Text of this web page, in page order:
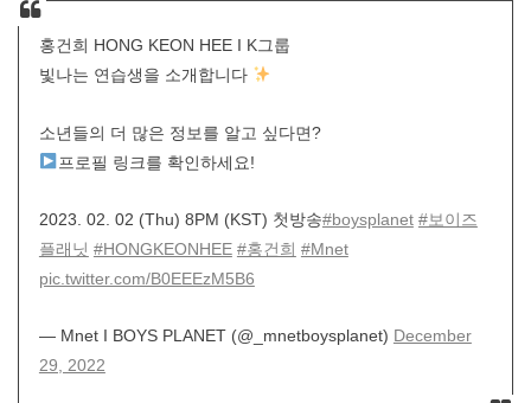
홍건희 HONG KEON HEE I K그룹
빛나는 연습생을 소개합니다
소년들의 더 많은 정보를 알고 싶다면?
프로필 링크를 확인하세요!
2023. 02. 02 (Thu) 8PM (KST) 첫방송#boysplanet #보이즈
플래닛 #HONGKEONHEE #홍건희 #Mnet
pic.twitter.com/B0EEEzM5B6
— Mnet I BOYS PLANET (@_mnetboysplanet) December
29, 2022